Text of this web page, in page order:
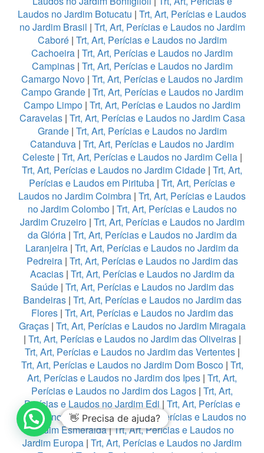
Laudos no Jardim Botucatu | Trt, Art, Perícias e Laudos
no Jardim Brasil | Trt, Art, Perícias e Laudos no Jardim
Caboré| Trt, Art, Perícias e Laudos no Jardim
Cachoeira | Trt, Art, Perícias e Laudos no Jardim
Campinas| Trt, Art, Perícias e Laudos no Jardim
Camargo Novo | Trt, Art, Perícias e Laudos no Jardim
Campo Grande| Trt, Art, Perícias e Laudos no Jardim
Campo Limpo | Trt, Art, Perícias e Laudos no Jardim
Caravelas| Trt, Art, Perícias e Laudos no Jardim Casa
Grande| Trt, Art, Perícias e Laudos no Jardim
Catanduva | Trt, Art, Perícias e Laudos no Jardim
Celeste| Trt, Art, Perícias e Laudos no Jardim Celia|
Trt, Art, Perícias e Laudos no Jardim Cidade | Trt, Art,
Perícias e Laudos em Pirituba | Trt, Art, Perícias e
Laudos no Jardim Coimbra | Trt, Art, Perícias e Laudos
no Jardim Colombo| Trt, Art, Perícias e Laudos no
Jardim Cruzeiro| Trt, Art, Perícias e Laudos no Jardim
da Glória| Trt, Art, Perícias e Laudos no Jardim da
Laranjeira | Trt, Art, Perícias e Laudos no Jardim da
Pedreira| Trt, Art, Perícias e Laudos no Jardim das
Acacias| Trt, Art, Perícias e Laudos no Jardim da
Saúde| Trt, Art, Perícias e Laudos no Jardim das
Bandeiras| Trt, Art, Perícias e Laudos no Jardim das
Flores| Trt, Art, Perícias e Laudos no Jardim das
Graças| Trt, Art, Perícias e Laudos no Jardim Miragaia
| Trt, Art, Perícias e Laudos no Jardim das Oliveiras|
Trt, Art, Perícias e Laudos no Jardim das Vertentes|
Trt, Art, Perícias e Laudos no Jardim Dom Bosco| Trt,
Art, Perícias e Laudos no Jardim dos Ipes | Trt, Art,
Perícias e Laudos no Jardim dos Lagos | Trt, Art,
Perícias e Laudos no Jardim Edi | Trt, Art, Perícias e
Laudos no Jardim Eledy|Trt, Art, Perícias e Laudos no
Jardim Esmeralda|Trt, Art, Perícias e Laudos no
Jardim Europa | Trt, Art, Perícias e Laudos no Jardim
👋 Precisa de ajuda?